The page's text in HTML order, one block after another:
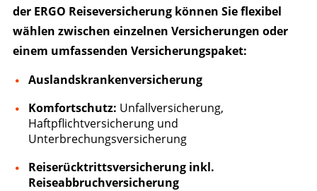
der ERGO Reiseversicherung können Sie flexibel
wählen zwischen einzelnen Versicherungen oder
einem umfassenden Versicherungspaket:
Auslandskrankenversicherung
Komfortschutz: Unfallversicherung,
Haftpflichtversicherung und
Unterbrechungsversicherung
Reiserücktrittsversicherung inkl.
Reiseabbruchversicherung